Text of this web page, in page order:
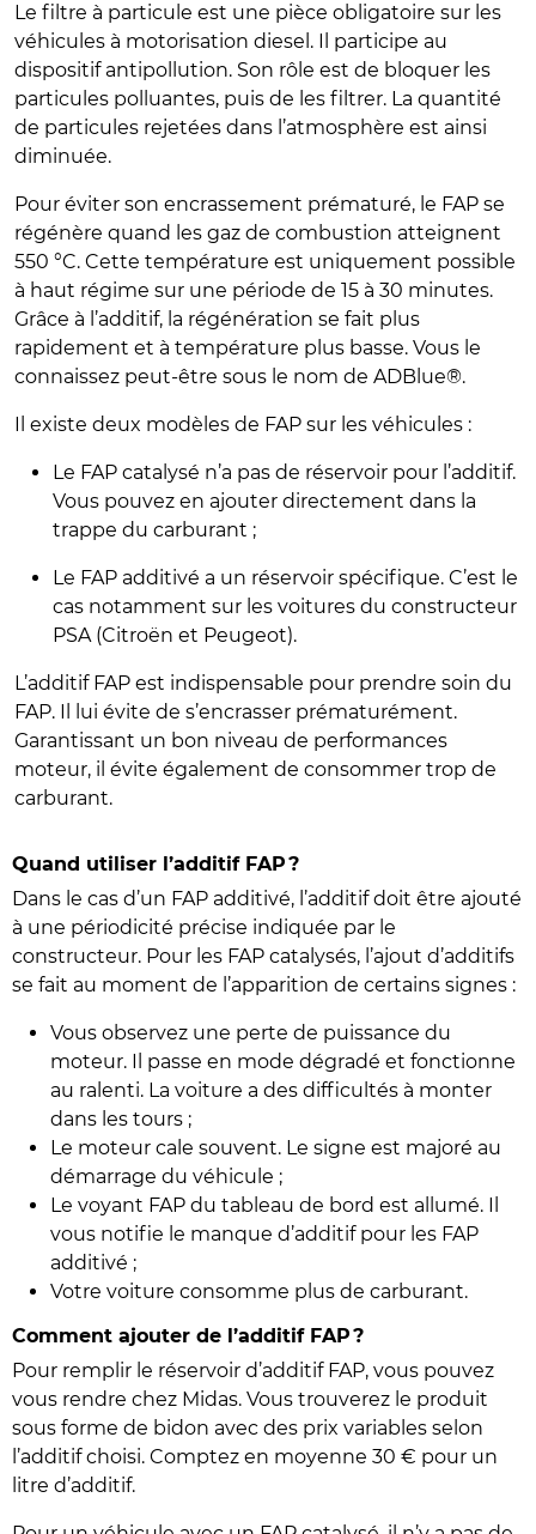
Le filtre à particule est une pièce obligatoire sur les
véhicules à motorisation diesel. Il participe au
dispositif antipollution. Son rôle est de bloquer les
particules polluantes, puis de les filtrer. La quantité
de particules rejetées dans l’atmosphère est ainsi
diminuée.
Pour éviter son encrassement prématuré, le FAP se
régénère quand les gaz de combustion atteignent
550 °C. Cette température est uniquement possible
à haut régime sur une période de 15 à 30 minutes.
Grâce à l’additif, la régénération se fait plus
rapidement et à température plus basse. Vous le
connaissez peut-être sous le nom de ADBlue®.
Il existe deux modèles de FAP sur les véhicules :
Le FAP catalysé n’a pas de réservoir pour l’additif.
Vous pouvez en ajouter directement dans la
trappe du carburant ;
Le FAP additivé a un réservoir spécifique. C’est le
cas notamment sur les voitures du constructeur
PSA (Citroën et Peugeot).
L’additif FAP est indispensable pour prendre soin du
FAP. Il lui évite de s’encrasser prématurément.
Garantissant un bon niveau de performances
moteur, il évite également de consommer trop de
carburant.
Quand utiliser l’additif FAP ?
Dans le cas d’un FAP additivé, l’additif doit être ajouté
à une périodicité précise indiquée par le
constructeur. Pour les FAP catalysés, l’ajout d’additifs
se fait au moment de l’apparition de certains signes :
Vous observez une perte de puissance du
moteur. Il passe en mode dégradé et fonctionne
au ralenti. La voiture a des difficultés à monter
dans les tours ;
Le moteur cale souvent. Le signe est majoré au
démarrage du véhicule ;
Le voyant FAP du tableau de bord est allumé. Il
vous notifie le manque d’additif pour les FAP
additivé ;
Votre voiture consomme plus de carburant.
Comment ajouter de l’additif FAP ?
Pour remplir le réservoir d’additif FAP, vous pouvez
vous rendre chez Midas. Vous trouverez le produit
sous forme de bidon avec des prix variables selon
l’additif choisi. Comptez en moyenne 30 € pour un
litre d’additif.